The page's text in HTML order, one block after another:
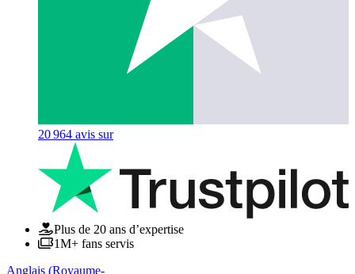
20 964 avis sur
Plus de 20 ans d’expertise
1M+ fans servis
Anglais (Royaume-